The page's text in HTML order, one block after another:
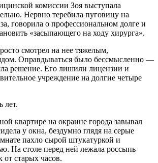
комиссии Зоя выступала
Нервно теребила пуговицу на
говорила о профессиональном долге и
«засыпающего на ходу хирурга».
смотрел на нее тяжелым,
Оправдываться было бессмысленно —
решение. Его лишили лицензии и
учреждение на долгие четыре
лет.
квартире на окраине города завывал
у окна, бездумно глядя на серые
пахло сырой штукатуркой и
На столе перед ней лежала россыпь
от старых часов.